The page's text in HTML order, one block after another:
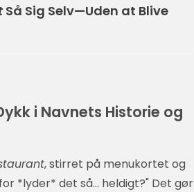
Så Sig Selv—Uden at Blive
i Navnets Historie og
, stirret på menukortet og
*lyder* det så… heldigt?" Det gør